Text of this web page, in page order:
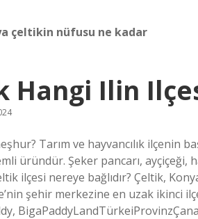
çeltikin nüfusu ne kadar
Hangi Ilin
Tarım ve hayvancılık ilçenin
üründür. Şeker pancarı,
ilçesi nereye bağlıdır? Çeltik,
şehir merkezine en uzak ikinci